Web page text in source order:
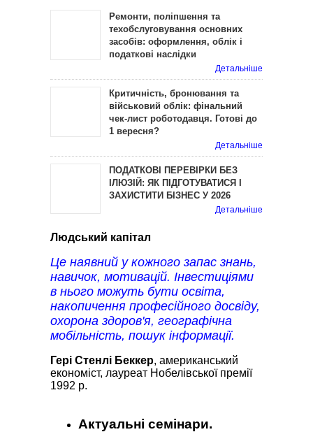
Ремонти, поліпшення та
техобслуговування основних
засобів: оформлення, облік і
податкові наслідки
Детальніше
Критичність, бронювання та
військовий облік: фінальний
чек-лист роботодавця. Готові до
1 вересня?
Детальніше
ПОДАТКОВІ ПЕРЕВІРКИ БЕЗ
ІЛЮЗІЙ: ЯК ПІДГОТУВАТИСЯ І
ЗАХИСТИТИ БІЗНЕС У 2026
Детальніше
Людський капітал
Це наявний у кожного запас знань,
навичок, мотивацій. Інвестиціями
в нього можуть бути освіта,
накопичення професійного досвіду,
охорона здоров'я, географічна
мобільність, пошук інформації.
Гері Стенлі Беккер, американський
економіст, лауреат Нобелівської премії
1992 р.
Актуальні семінари.